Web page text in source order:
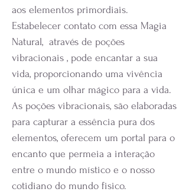
aos elementos primordiais.
Estabelecer contato com essa Magia
Natural, através de poções
vibracionais , pode encantar a sua
vida, proporcionando uma vivência
única e um olhar mágico para a vida.
As poções vibracionais, são elaboradas
para capturar a essência pura dos
elementos, oferecem um portal para o
encanto que permeia a interação
entre o mundo místico e o nosso
cotidiano do mundo fisico.